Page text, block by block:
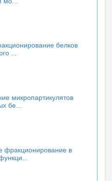
белков
...
микропартикулятов
бе...
фракционирование в